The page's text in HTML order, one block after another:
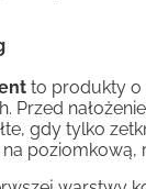
to produkty o
Przed
gdy tylko
poziomkową,